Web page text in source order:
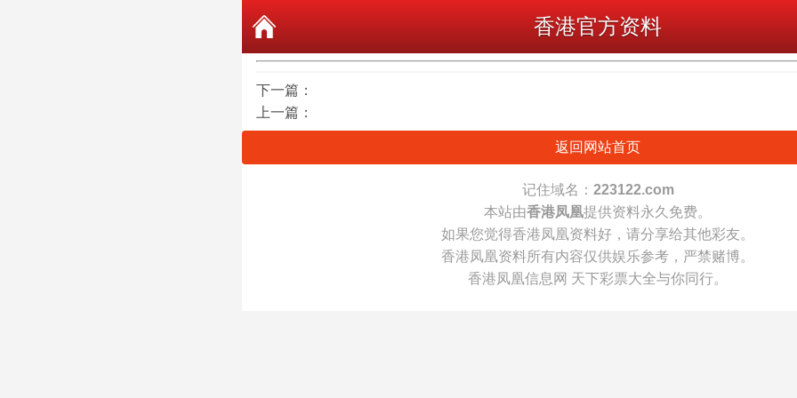
香港官方资料
下一篇：
上一篇：
返回网站首页
记住域名： 223122.com
本站由香港凤凰提供资料永久免费。
如果您觉得香港凤凰资料好，请分享给其他彩友。
香港凤凰资料所有内容仅供娱乐参考，严禁赌博。
香港凤凰信息网 天下彩票大全与你同行。